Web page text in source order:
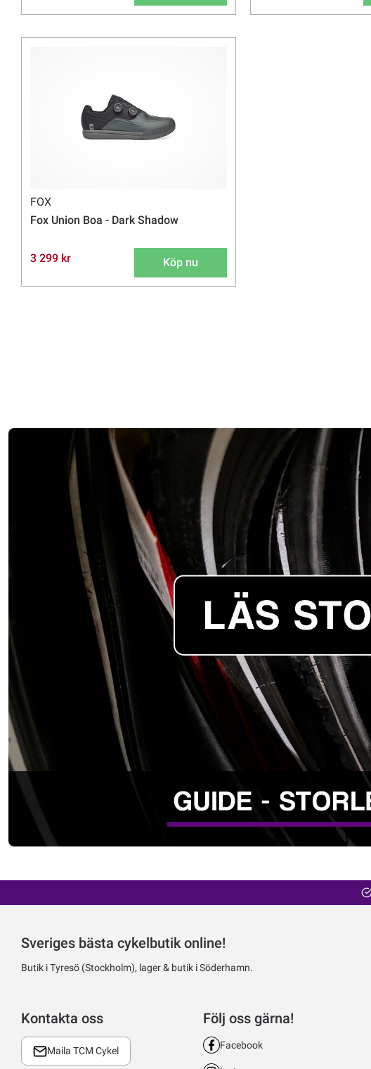
FOX
Fox Union Boa - Dark Shadow
3 299 kr Köp nu
Sveriges bästa cykelbutik online!
Butik i Tyresö (Stockholm), lager & butik i Söderhamn.
Kontakta oss
Maila TCM Cykel
Följ oss gärna!
Facebook